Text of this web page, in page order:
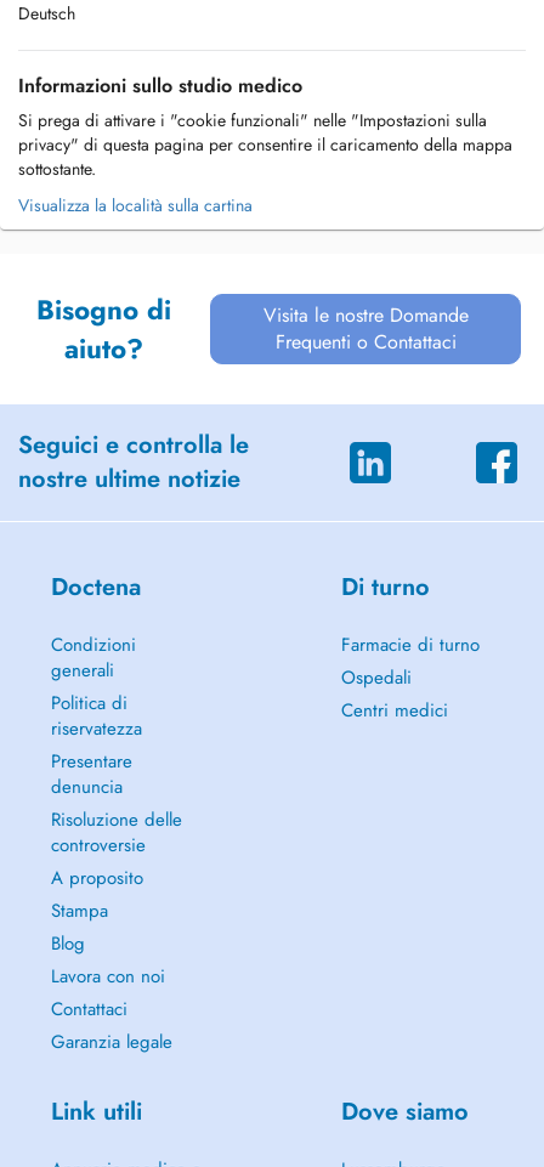
Deutsch
Informazioni sullo studio medico
Si prega di attivare i "cookie funzionali" nelle "Impostazioni sulla
privacy" di questa pagina per consentire il caricamento della mappa
sottostante.
Visualizza la località sulla cartina
Bisogno di
aiuto?
Visita le nostre Domande
Frequenti o Contattaci
Seguici e controlla le
nostre ultime notizie
Doctena
Condizioni
generali
Politica di
riservatezza
Presentare
denuncia
Risoluzione delle
controversie
A proposito
Stampa
Blog
Lavora con noi
Contattaci
Garanzia legale
Di turno
Farmacie di turno
Ospedali
Centri medici
Link utili Dove siamo